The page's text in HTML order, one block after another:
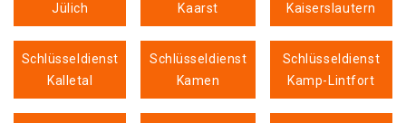
Jülich
Kaarst
Kaiserslautern
Schlüsseldienst
Kalletal
Schlüsseldienst
Kamen
Schlüsseldienst
Kamp-Lintfort